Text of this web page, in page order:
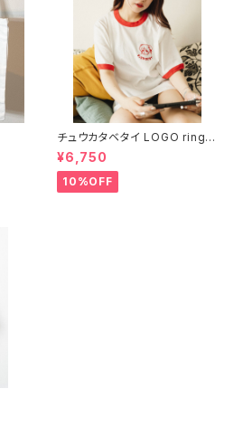
チュウカタベタイ LOGO ringer
T-shirt
¥6,750
10%OFF